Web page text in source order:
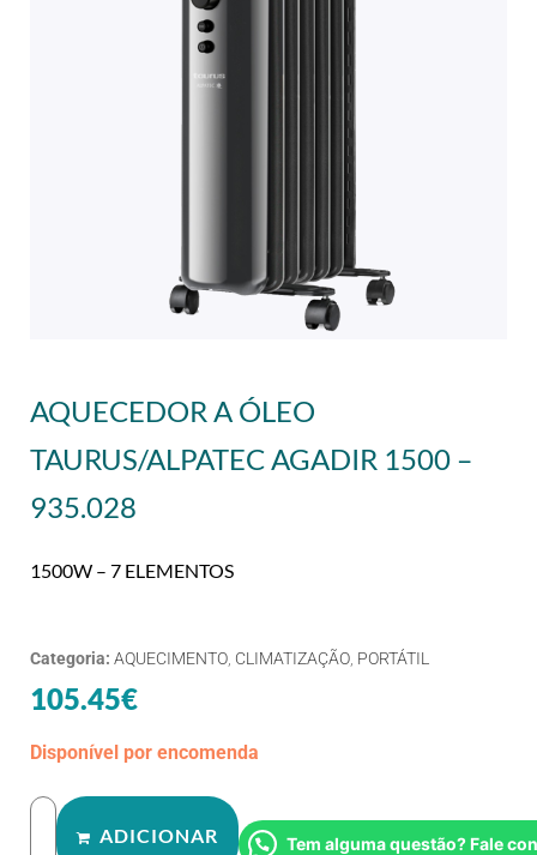
AQUECEDOR A ÓLEO
TAURUS/ALPATEC AGADIR 1500 –
935.028
1500W – 7 ELEMENTOS
Categoria: AQUECIMENTO CLIMATIZAÇÃO PORTÁTIL
105.45€
Disponível por encomenda
ADICIONAR Tem alguma questão? Fale